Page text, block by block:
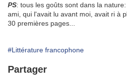
PS: tous les goûts sont dans la
ami, qui l'avait lu avant moi, avait ri à
30 premières pages...
#Littérature francophone
Partager